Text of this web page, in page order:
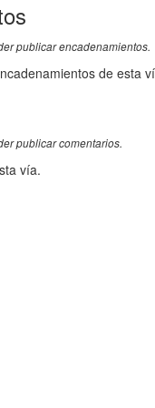
publicar encadenamientos.
de esta
publicar comentarios.
vía.